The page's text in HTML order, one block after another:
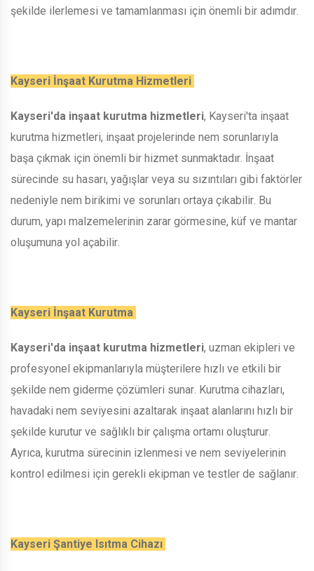
şekilde ilerlemesi ve tamamlanması için önemli bir adımdır.
Kayseri İnşaat Kurutma Hizmetleri
Kayseri'da inşaat kurutma hizmetleri, Kayseri'ta inşaat
kurutma hizmetleri, inşaat projelerinde nem sorunlarıyla
başa çıkmak için önemli bir hizmet sunmaktadır. İnşaat
sürecinde su hasarı, yağışlar veya su sızıntıları gibi faktörler
nedeniyle nem birikimi ve sorunları ortaya çıkabilir. Bu
durum, yapı malzemelerinin zarar görmesine, küf ve mantar
oluşumuna yol açabilir.
Kayseri İnşaat Kurutma
Kayseri'da inşaat kurutma hizmetleri, uzman ekipleri ve
profesyonel ekipmanlarıyla müşterilere hızlı ve etkili bir
şekilde nem giderme çözümleri sunar. Kurutma cihazları,
havadaki nem seviyesini azaltarak inşaat alanlarını hızlı bir
şekilde kurutur ve sağlıklı bir çalışma ortamı oluşturur.
Ayrıca, kurutma sürecinin izlenmesi ve nem seviyelerinin
kontrol edilmesi için gerekli ekipman ve testler de sağlanır.
Kayseri Şantiye Isıtma Cihazı